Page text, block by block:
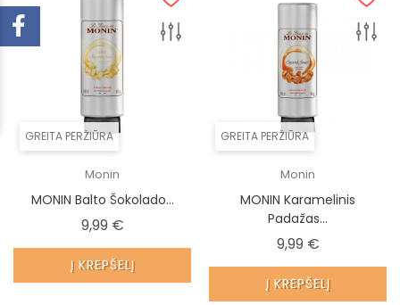
GREITA PERŽIŪRA
Monin
MONIN Balto Šokolado...
9,99 €Kaina
Į KREPŠELĮ
GREITA PERŽIŪRA
Monin
MONIN Karamelinis
Padažas...
9,99 €Kaina
Į KREPŠELĮ